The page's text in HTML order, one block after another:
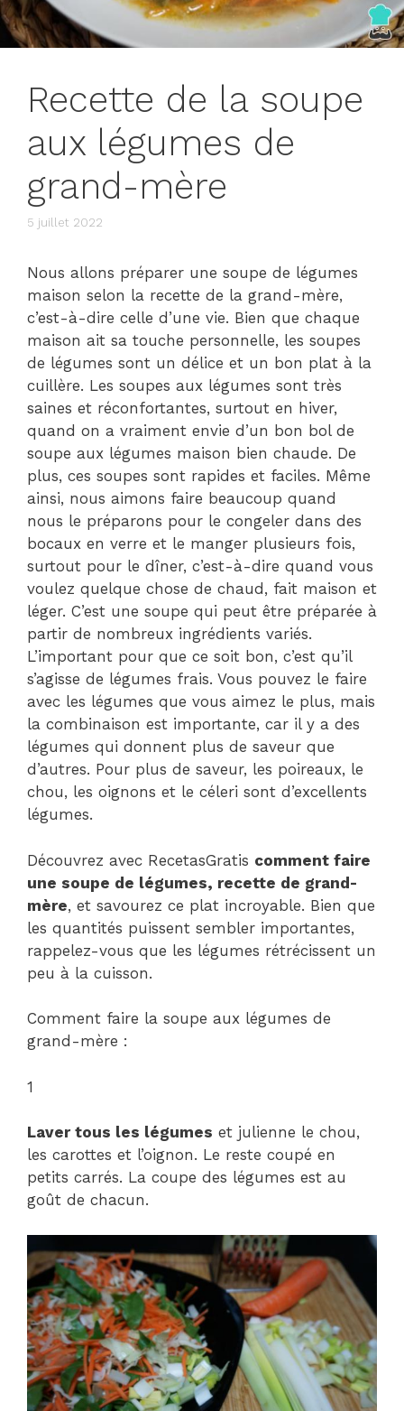
Recette de la soupe
aux légumes de
grand-mère
5 juillet 2022
Nous allons préparer une soupe de légumes
maison selon la recette de la grand-mère,
c’est-à-dire celle d’une vie. Bien que chaque
maison ait sa touche personnelle, les soupes
de légumes sont un délice et un bon plat à la
cuillère. Les soupes aux légumes sont très
saines et réconfortantes, surtout en hiver,
quand on a vraiment envie d’un bon bol de
soupe aux légumes maison bien chaude. De
plus, ces soupes sont rapides et faciles. Même
ainsi, nous aimons faire beaucoup quand
nous le préparons pour le congeler dans des
bocaux en verre et le manger plusieurs fois,
surtout pour le dîner, c’est-à-dire quand vous
voulez quelque chose de chaud, fait maison et
léger. C’est une soupe qui peut être préparée à
partir de nombreux ingrédients variés.
L’important pour que ce soit bon, c’est qu’il
s’agisse de légumes frais. Vous pouvez le faire
avec les légumes que vous aimez le plus, mais
la combinaison est importante, car il y a des
légumes qui donnent plus de saveur que
d’autres. Pour plus de saveur, les poireaux, le
chou, les oignons et le céleri sont d’excellents
légumes.
Découvrez avec RecetasGratis comment faire
une soupe de légumes, recette de grand-
mère, et savourez ce plat incroyable. Bien que
les quantités puissent sembler importantes,
rappelez-vous que les légumes rétrécissent un
peu à la cuisson.
Comment faire la soupe aux légumes de
grand-mère :
1
Laver tous les légumes et julienne le chou,
les carottes et l’oignon. Le reste coupé en
petits carrés. La coupe des légumes est au
goût de chacun.